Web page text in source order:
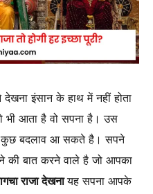
देखना इंसान के हाथ में नहीं होता
भी आता है वो सपना है। उस
कुछ बदलाव आ सकते है। सपने
बात करने वाले है जो आपका
राजा देखनायह सपना आपके